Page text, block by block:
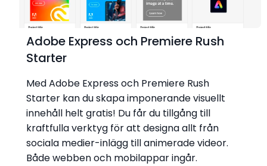
Adobe Express och Premiere Rush
Starter
Med Adobe Express och Premiere Rush
Starter kan du skapa imponerande visuellt
innehåll helt gratis! Du får du tillgång till
kraftfulla verktyg för att designa allt från
sociala medier-inlägg till animerade videor.
Både webben och mobilappar ingår.